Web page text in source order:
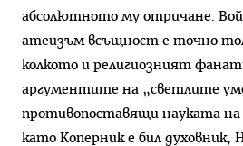
абсолютното му отричане.
атеизъм всъщност е точно
колкото и религиозният
аргументите на „светлите
противопоставящи науката на
като Коперник е бил